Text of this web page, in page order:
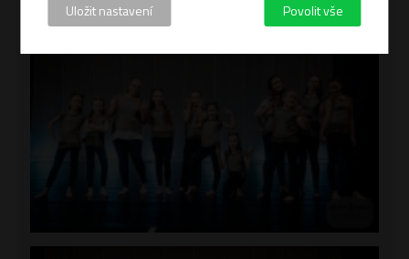
Uložit nastavení Povolit vše